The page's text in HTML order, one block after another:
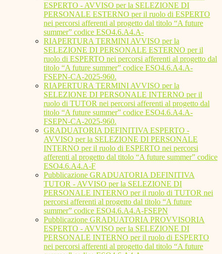
ESPERTO - AVVISO per la SELEZIONE DI
PERSONALE ESTERNO per il ruolo di ESPERTO
nei percorsi afferenti al progetto dal titolo “A future
summer” codice ESO4.6.A4.A-
RIAPERTURA TERMINI AVVISO per la
SELEZIONE DI PERSONALE ESTERNO per il
ruolo di ESPERTO nei percorsi afferenti al progetto dal
titolo “A future summer” codice ESO4.6.A4.A-
FSEPN-CA-2025-960.
RIAPERTURA TERMINI AVVISO per la
SELEZIONE DI PERSONALE INTERNO per il
ruolo di TUTOR nei percorsi afferenti al progetto dal
titolo “A future summer” codice ESO4.6.A4.A-
FSEPN-CA-2025-960.
GRADUATORIA DEFINITIVA ESPERTO -
AVVISO per la SELEZIONE DI PERSONALE
INTERNO per il ruolo di ESPERTO nei percorsi
afferenti al progetto dal titolo “A future summer” codice
ESO4.6.A4.A-F
Pubblicazione GRADUATORIA DEFINITIVA
TUTOR - AVVISO per la SELEZIONE DI
PERSONALE INTERNO per il ruolo di TUTOR nei
percorsi afferenti al progetto dal titolo “A future
summer” codice ESO4.6.A4.A-FSEPN
Pubblicazione GRADUATORIA PROVVISORIA
ESPERTO - AVVISO per la SELEZIONE DI
PERSONALE INTERNO per il ruolo di ESPERTO
nei percorsi afferenti al progetto dal titolo “A future